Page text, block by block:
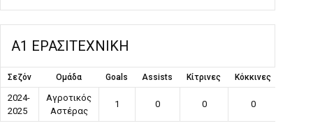
Α1 ΕΡΑΣΙΤΕΧΝΙΚΗ
Σεζόν Ομάδα Goals Assists Κίτρινες Κόκκινες
2024-
2025
Αγροτικός
Αστέρας
1 0 0 0